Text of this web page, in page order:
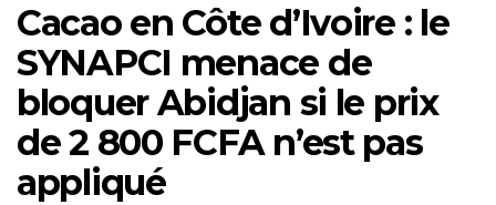
Cacao en Côte d’Ivoire : le
SYNAPCI menace de
bloquer Abidjan si le prix
de 2 800 FCFA n’est pas
appliqué